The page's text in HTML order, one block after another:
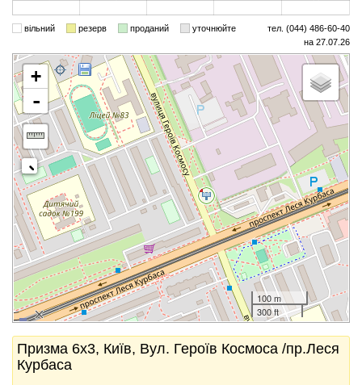
вільний резерв проданий уточнюйте
тел. (044) 486-60-40
на 27.07.26
+
-
100 m
300 ft
Призма 6x3, Київ, Вул. Героїв Космоса /пр.Леся
Курбаса